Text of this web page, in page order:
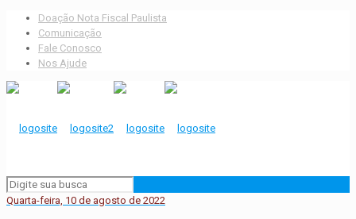
Doação Nota Fiscal Paulista
Comunicação
Fale Conosco
Nos Ajude
Quarta-feira, 10 de agosto de 2022